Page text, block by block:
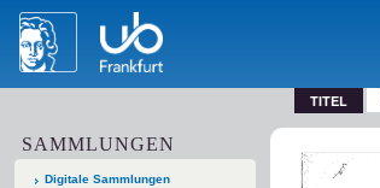
TITEL
SAMMLUNGEN
Digitale Sammlungen